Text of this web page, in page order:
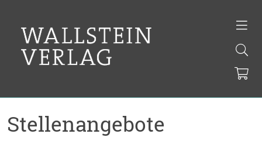
Stellenangebote